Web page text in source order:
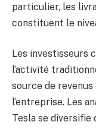
particulier, les
constituent le
Les investisseurs
l’activité
source de
l’entreprise. Les
Tesla se diversifie